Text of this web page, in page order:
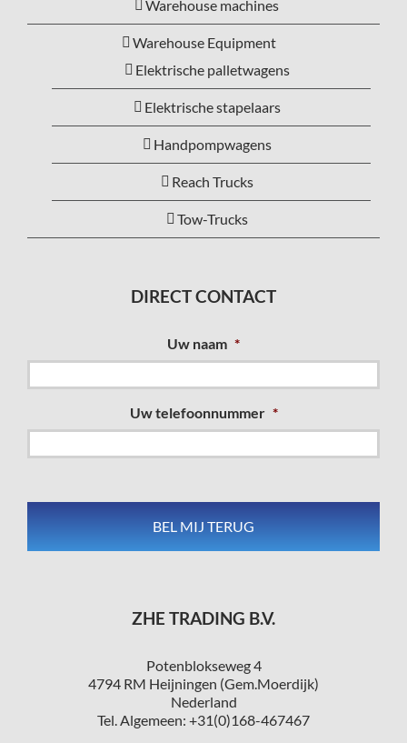
Warehouse machines
Warehouse Equipment
Elektrische palletwagens
Elektrische stapelaars
Handpompwagens
Reach Trucks
Tow-Trucks
DIRECT CONTACT
Uw naam *
Uw telefoonnummer *
ZHE TRADING B.V.
Potenblokseweg 4
4794 RM Heijningen (Gem.Moerdijk)
Nederland
Tel. Algemeen: +31(0)168-467467